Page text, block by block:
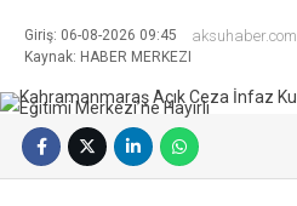
Giriş: 06-08-2026 09:45
Kaynak: HABER MERKEZI
aksuhaber.com